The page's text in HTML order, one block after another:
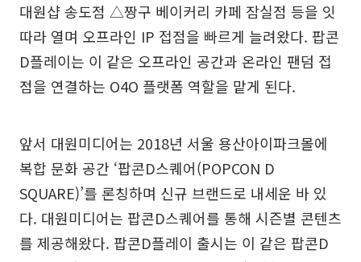
대원샵 송도점 △짱구 베이커리 카페 잠실점 등을 잇
따라 열며 오프라인 IP 접점을 빠르게 늘려왔다. 팝콘
D플레이는 이 같은 오프라인 공간과 온라인 팬덤 접
점을 연결하는 O4O 플랫폼 역할을 맡게 된다.
앞서 대원미디어는 2018년 서울 용산아이파크몰에
복합 문화 공간 ‘팝콘D스퀘어(POPCON D
SQUARE)’를 론칭하며 신규 브랜드로 내세운 바 있
다. 대원미디어는 팝콘D스퀘어를 통해 시즌별 콘텐츠
를 제공해왔다. 팝콘D플레이 출시는 이 같은 팝콘D